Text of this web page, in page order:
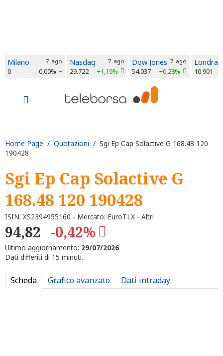
Milano 7-ago
0 0,00%
Nasdaq 7-ago
29.722 +1,19%
Dow Jones 7-ago
54.037 +0,28%
Londra
10.901
Home Page / Quotazioni / Sgi Ep Cap Solactive G 168.48 120
190428
Sgi Ep Cap Solactive G
168.48 120 190428
ISIN: XS2394955160 - Mercato: EuroTLX - Altri
94,82 -0,42%
Ultimo aggiornamento: 29/07/2026
Dati differiti di 15 minuti.
Scheda Grafico avanzato Dati intraday